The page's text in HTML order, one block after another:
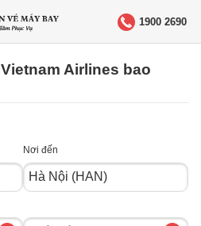
1900 2690
Airlines bao
Nơi đến
Ngày